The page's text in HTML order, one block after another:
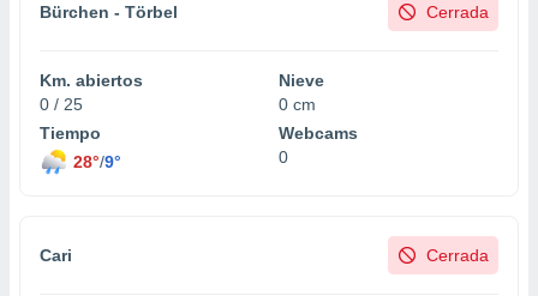
Bürchen - Törbel Cerrada
Km. abiertos
0 / 25
Nieve
0 cm
Tiempo
28°/9°
Webcams
0
Cari Cerrada